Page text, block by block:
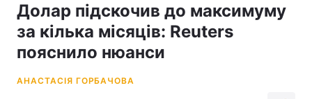
Долар підскочив до максимуму
за кілька місяців: Reuters
пояснило нюанси
АНАСТАСІЯ ГОРБАЧОВА